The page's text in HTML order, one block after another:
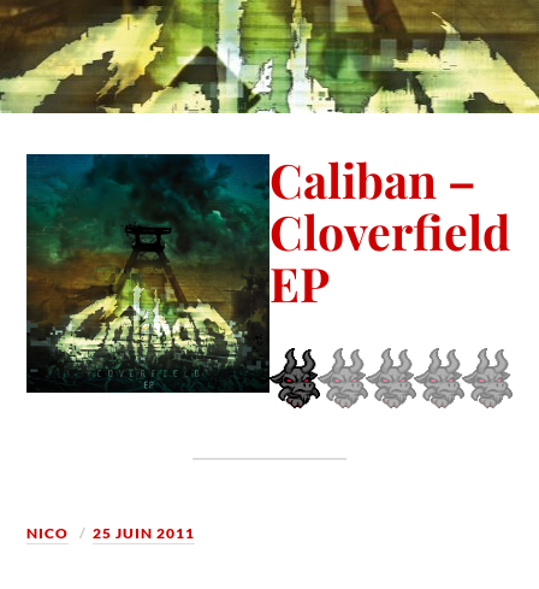
Caliban –
Cloverfield
EP
NICO 25 JUIN 2011